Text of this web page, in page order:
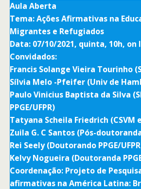
Aula Aberta
Tema: Ações Afirmativas na
Migrantes e Refugiados
Data: 07/10/2021, quinta, 10h, on
Convidados:
Francis Solange Vieira Tourinho
Sílvia Melo -Pfeifer (Univ de
Paulo Vinicius Baptista da Silva
PPGE/UFPR)
Tatyana Scheila Friedrich (CSVM
Zuila G. C Santos (Pós-doutoranda
Rei Seely (Doutorando PPGE/
Kelvy Nogueira (Doutoranda
Coordenação: Projeto de
afirmativas na América Latina: